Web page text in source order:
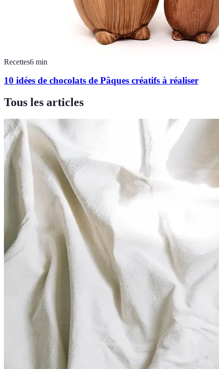
Recettes6 min
10 idées de chocolats de Pâques créatifs à réaliser
Tous les articles